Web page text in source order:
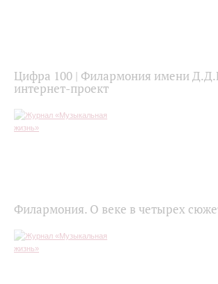
Цифра 100 | Филармония имени
интернет-проект
Филармония. О веке в четырех